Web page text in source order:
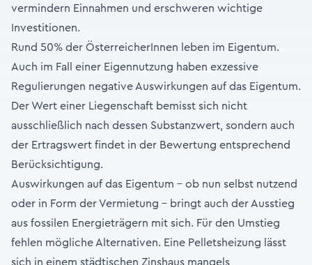
vermindern Einnahmen und erschweren wichtige
Investitionen.
Rund 50% der ÖsterreicherInnen leben im Eigentum.
Auch im Fall einer Eigennutzung haben exzessive
Regulierungen negative Auswirkungen auf das Eigentum.
Der Wert einer Liegenschaft bemisst sich nicht
ausschließlich nach dessen Substanzwert, sondern auch
der Ertragswert findet in der Bewertung entsprechend
Berücksichtigung.
Auswirkungen auf das Eigentum – ob nun selbst nutzend
oder in Form der Vermietung – bringt auch der Ausstieg
aus fossilen Energieträgern mit sich. Für den Umstieg
fehlen mögliche Alternativen. Eine Pelletsheizung lässt
sich in einem städtischen Zinshaus mangels